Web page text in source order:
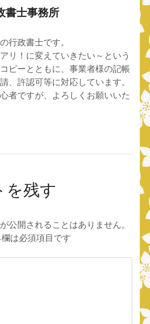
書士事務所
行政書士です。
リ！に変えていきたい～という
ピーとともに、事業者様の記帳
、許認可等に対応しています。
者ですが、よろしくお願いいた
を残す
公開されることはありません。
は必須項目です